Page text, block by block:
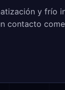
y frío
contacto